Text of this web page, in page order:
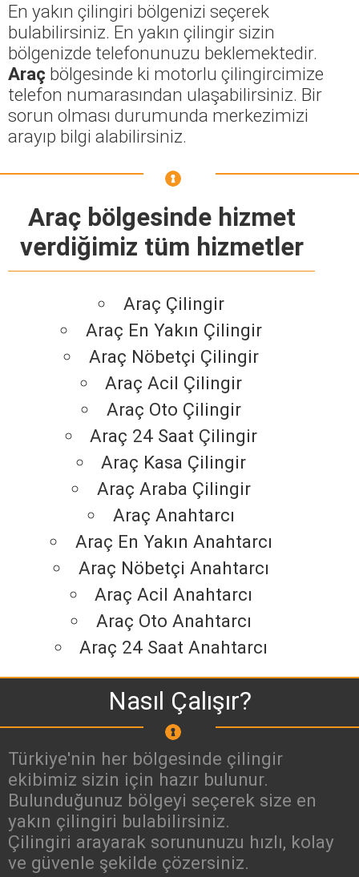
En yakın çilingiri bölgenizi seçerek
bulabilirsiniz. En yakın çilingir sizin
bölgenizde telefonunuzu beklemektedir.
Araç bölgesinde ki motorlu çilingircimize
telefon numarasından ulaşabilirsiniz. Bir
sorun olması durumunda merkezimizi
arayıp bilgi alabilirsiniz.
Araç bölgesinde hizmet
verdiğimiz tüm hizmetler
Araç Çilingir
Araç En Yakın Çilingir
Araç Nöbetçi Çilingir
Araç Acil Çilingir
Araç Oto Çilingir
Araç 24 Saat Çilingir
Araç Kasa Çilingir
Araç Araba Çilingir
Araç Anahtarcı
Araç En Yakın Anahtarcı
Araç Nöbetçi Anahtarcı
Araç Acil Anahtarcı
Araç Oto Anahtarcı
Araç 24 Saat Anahtarcı
Nasıl Çalışır?
Türkiye'nin her bölgesinde çilingir
ekibimiz sizin için hazır bulunur.
Bulunduğunuz bölgeyi seçerek size en
yakın çilingiri bulabilirsiniz.
Çilingiri arayarak sorununuzu hızlı, kolay
ve güvenle şekilde çözersiniz.